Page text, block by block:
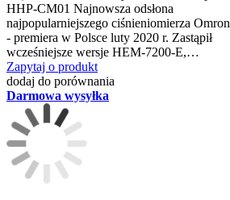
HHP-CM01 Najnowsza odsłona
najpopularniejszego ciśnieniomierza Omron
- premiera w Polsce luty 2020 r. Zastąpił
wcześniejsze wersje HEM-7200-E,…
Zapytaj o produkt
dodaj do porównania
Darmowa wysyłka